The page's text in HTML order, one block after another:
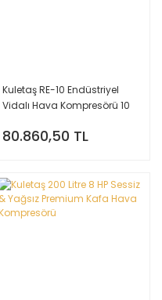
Kuletaş RE-10 Endüstriyel
Vidalı Hava Kompresörü 10
80.860,50 TL